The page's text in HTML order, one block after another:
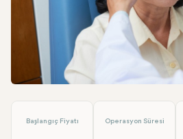
Başlangıç Fiyatı Operasyon Süresi